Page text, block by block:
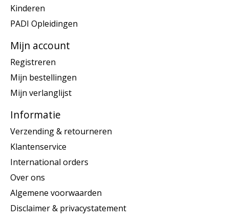
Kinderen
PADI Opleidingen
Mijn account
Registreren
Mijn bestellingen
Mijn verlanglijst
Informatie
Verzending & retourneren
Klantenservice
International orders
Over ons
Algemene voorwaarden
Disclaimer & privacystatement